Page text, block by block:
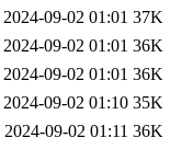
2024-09-02 01:01 37K
2024-09-02 01:01 36K
2024-09-02 01:01 36K
2024-09-02 01:10 35K
2024-09-02 01:11 36K